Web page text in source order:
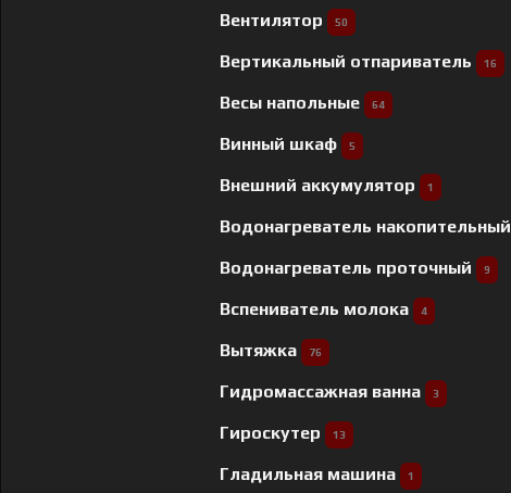
Вентилятор 50
Вертикальный отпариватель 16
Весы напольные 64
Винный шкаф 5
Внешний аккумулятор 1
Водонагреватель накопительный
Водонагреватель проточный 9
Вспениватель молока 4
Вытяжка 76
Гидромассажная ванна 3
Гироскутер 13
Гладильная машина 1